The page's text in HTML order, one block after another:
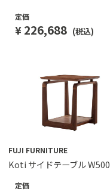
定価
¥226,688 (税込)
FUJI FURNITURE
Koti サイドテーブル W500
定価